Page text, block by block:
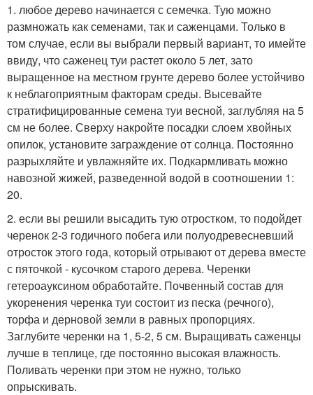
1. любое дерево начинается с семечка. Тую можно
размножать как семенами, так и саженцами. Только в
том случае, если вы выбрали первый вариант, то имейте
ввиду, что саженец туи растет около 5 лет, зато
выращенное на местном грунте дерево более устойчиво
к неблагоприятным факторам среды. Высевайте
стратифицированные семена туи весной, заглубляя на 5
см не более. Сверху накройте посадки слоем хвойных
опилок, установите заграждение от солнца. Постоянно
разрыхляйте и увлажняйте их. Подкармливать можно
навозной жижей, разведенной водой в соотношении 1:
20.
2. если вы решили высадить тую отростком, то подойдет
черенок 2-3 годичного побега или полуодревесневший
отросток этого года, который отрывают от дерева вместе
с пяточкой - кусочком старого дерева. Черенки
гетероауксином обработайте. Почвенный состав для
укоренения черенка туи состоит из песка (речного),
торфа и дерновой земли в равных пропорциях.
Заглубите черенки на 1, 5-2, 5 см. Выращивать саженцы
лучше в теплице, где постоянно высокая влажность.
Поливать черенки при этом не нужно, только
опрыскивать.